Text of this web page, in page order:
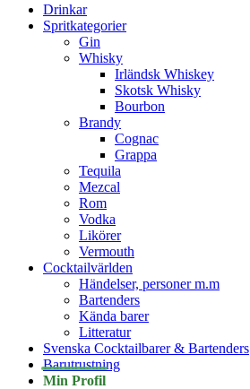
Drinkar
Spritkategorier
Gin
Whisky
Irländsk Whiskey
Skotsk Whisky
Bourbon
Brandy
Cognac
Grappa
Tequila
Mezcal
Rom
Vodka
Likörer
Vermouth
Cocktailvärlden
Händelser, personer m.m
Bartenders
Kända barer
Litteratur
Svenska Cocktailbarer & Bartenders
Barutrustning
Min Profil